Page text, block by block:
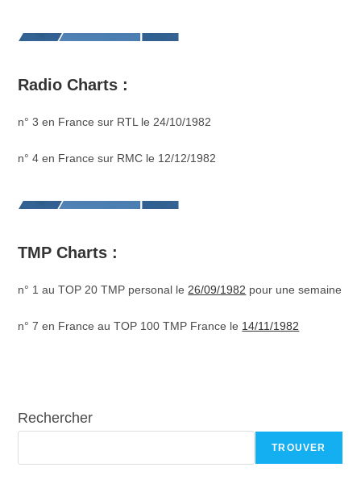
Radio Charts :
n° 3 en France sur RTL le 24/10/1982
n° 4 en France sur RMC le 12/12/1982
TMP Charts :
n° 1 au TOP 20 TMP personal le 26/09/1982 pour une semaine
n° 7 en France au TOP 100 TMP France le 14/11/1982
Rechercher
TROUVER